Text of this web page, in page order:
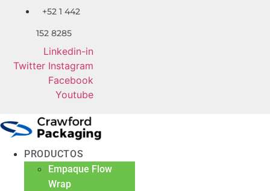
+52 1 442
152 8285
Linkedin-in
Twitter Instagram
Facebook
Youtube
PRODUCTOS
Empaque Flow
Wrap